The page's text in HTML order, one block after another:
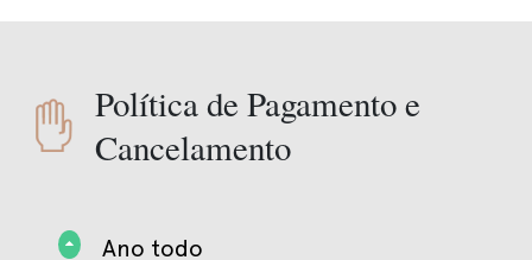
Política de Pagamento e
Cancelamento
Ano todo